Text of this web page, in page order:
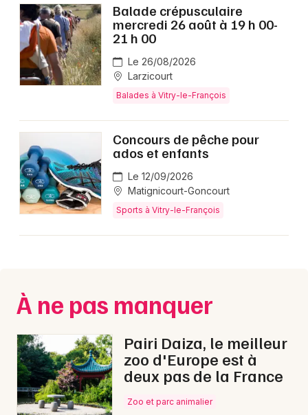
Magazine à Vitry-le-François
51 - Marne
Choisir mes départements
Balade crépusculaire
mercredi 26 août à 19 h 00-
21 h 00
Le 26/08/2026
Larzicourt
Balades à Vitry-le-François
Concours de pêche pour
ados et enfants
Le 12/09/2026
Matignicourt-Goncourt
Sports à Vitry-le-François
À ne pas manquer
Pairi Daiza, le meilleur
zoo d'Europe est à
deux pas de la France
Zoo et parc animalier